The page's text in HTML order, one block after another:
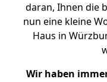
daran, Ihnen die
nun eine kleine
Haus in
Wir haben